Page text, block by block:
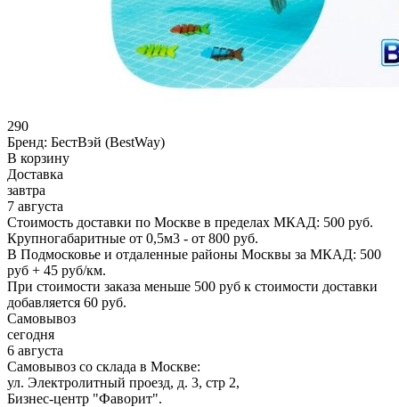
290
Бренд: БестВэй (BestWay)
В корзину
Доставка
завтра
7 августа
Стоимость доставки по Москве в пределах МКАД: 500 руб.
Крупногабаритные от 0,5м3 - от 800 руб.
В Подмосковье и отдаленные районы Москвы за МКАД: 500
руб + 45 руб/км.
При стоимости заказа меньше 500 руб к стоимости доставки
добавляется 60 руб.
Самовывоз
сегодня
6 августа
Самовывоз со склада в Москве:
ул. Электролитный проезд, д. 3, стр 2,
Бизнес-центр "Фаворит".